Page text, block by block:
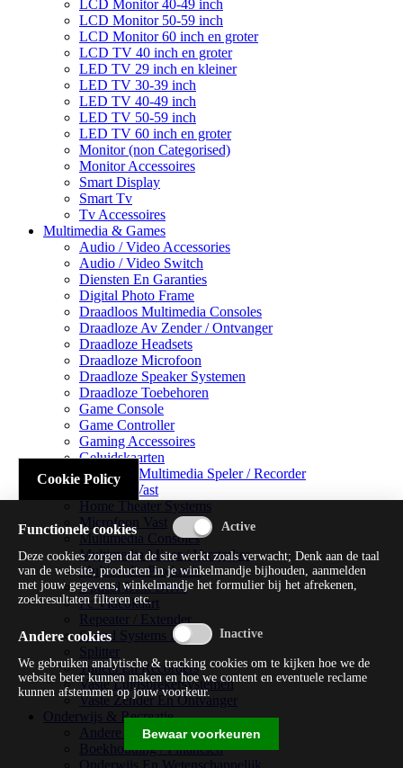
LCD Monitor 40-49 inch
LCD Monitor 50-59 inch
LCD Monitor 60 inch en groter
LCD TV 40 inch en groter
LED TV 29 inch en kleiner
LED TV 30-39 inch
LED TV 40-49 inch
LED TV 50-59 inch
LED TV 60 inch en groter
Monitor (non Categorised)
Monitor Accessoires
Smart Display
Smart Tv
Tv Accessoires
Multimedia & Games
Audio / Video Accessories
Audio / Video Switch
Diensten En Garanties
Digital Photo Frame
Draadloos Multimedia Consoles
Draadloze Av Zender / Ontvanger
Draadloze Headsets
Draadloze Microfoon
Draadloze Speaker Systemen
Draadloze Toebehoren
Game Console
Game Controller
Gaming Accessoires
Geluidskaarten
Handheld Multimedia Speler / Recorder
Headsets Vast
Home Theater Systems
Microfoon Vast
Multimedia Consoles
Multimedia Mixer / Versterker
Multimedia Productie
Optical Disk Drive
Pc Videokaart
Repeater / Extender
Sound Systems Hi-fi
Splitter
Tuners En Recorders
Vaste Luidsprekersystemen
Vaste Zender En Ontvanger
Onderwijs & Recreatie
Andere Beveiligingssoftware
Boekhouding / Financiën
Cookie Policy
Functionele cookies
Deze cookies zorgen dat de site werkt zoals verwacht; Denk aan de taal
van de website, producten in je winkelmandje bijhouden, aanmelden
met jouw gegevens, winkelmandje het formulier bij het afrekenen,
zoekresultaten filteren etc.
Andere cookies
We gebruiken analytische & tracking cookies om te kijken hoe we de
website beter kunnen maken en hoe we content en eventuele reclame
kunnen afstemmen op jouw voorkeur.
Bewaar voorkeuren